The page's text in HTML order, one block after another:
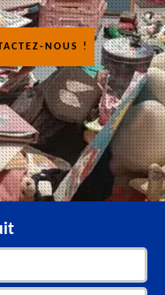
NOUS !